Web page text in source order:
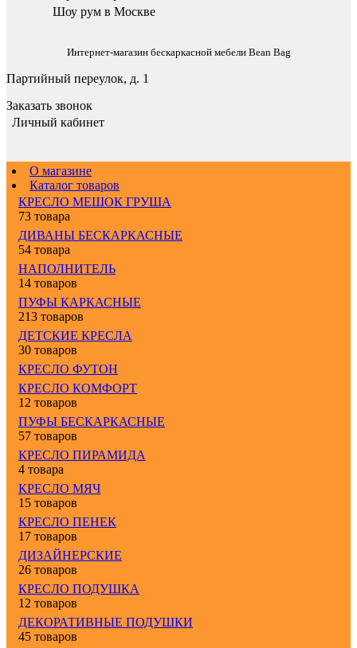
Шоу рум в Москве
Интернет-магазин бескаркасной мебели Bean Bag
Партийный переулок, д. 1
Заказать звонок
Личный кабинет
О магазине
Каталог товаров
КРЕСЛО МЕШОК ГРУША
73 товара
ДИВАНЫ БЕСКАРКАСНЫЕ
54 товара
НАПОЛНИТЕЛЬ
14 товаров
ПУФЫ КАРКАСНЫЕ
213 товаров
ДЕТСКИЕ КРЕСЛА
30 товаров
КРЕСЛО ФУТОН
КРЕСЛО КОМФОРТ
12 товаров
ПУФЫ БЕСКАРКАСНЫЕ
57 товаров
КРЕСЛО ПИРАМИДА
4 товара
КРЕСЛО МЯЧ
15 товаров
КРЕСЛО ПЕНЕК
17 товаров
ДИЗАЙНЕРСКИЕ
26 товаров
КРЕСЛО ПОДУШКА
12 товаров
ДЕКОРАТИВНЫЕ ПОДУШКИ
45 товаров